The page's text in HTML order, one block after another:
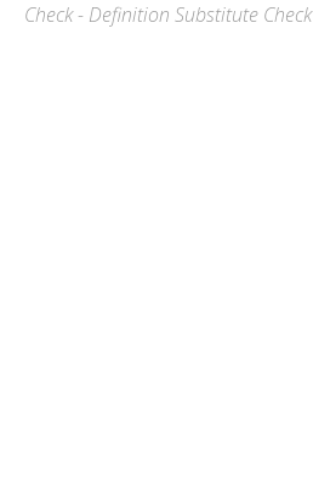
Check - Definition Substitute